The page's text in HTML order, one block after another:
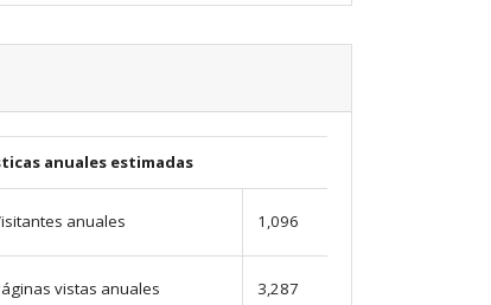
anuales estimadas
anuales 1,096
vistas anuales 3,287